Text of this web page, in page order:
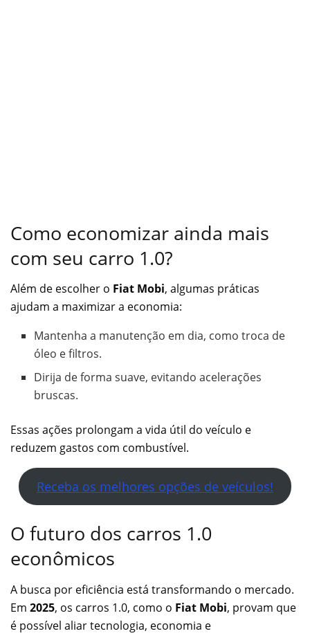
Como economizar ainda mais
com seu carro 1.0?
Além de escolher o Fiat Mobi, algumas práticas
ajudam a maximizar a economia:
Mantenha a manutenção em dia, como troca de
óleo e filtros.
Dirija de forma suave, evitando acelerações
bruscas.
Essas ações prolongam a vida útil do veículo e
reduzem gastos com combustível.
Receba os melhores opções de veículos!
O futuro dos carros 1.0
econômicos
A busca por eficiência está transformando o mercado.
Em 2025, os carros 1.0, como o Fiat Mobi, provam que
é possível aliar tecnologia, economia e